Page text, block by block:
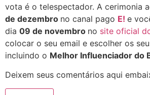
vota é o telespectador. A cerimonia
de dezembro no canal pago E! e
dia 09 de novembro no site oficial
colocar o seu email e escolher os
incluindo o Melhor Influenciador do
Deixem seus comentários aqui